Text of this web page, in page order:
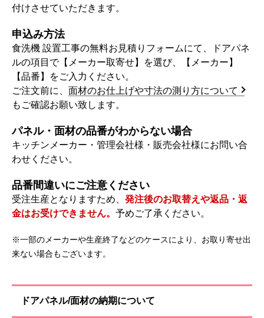
付けさせていただきます。
申込み方法
食洗機 設置工事の無料お見積りフォームにて、ドアパネ
ルの項目で【メーカー取寄せ】を選び、【メーカー】
【品番】をご入力ください。
ご注文前に、 面材のお仕上げや寸法の測り方について
もご確認お願い致します。
パネル・面材の品番がわからない場合
キッチンメーカー・管理会社様・販売会社様にお問い合
わせください。
品番間違いにご注意ください
受注生産となりますため、 発注後のお取替えや返品・返
金はお受けできません。 予めご了承ください。
※一部のメーカーや生産終了などのケースにより、お取り寄せ出
来ない場合もございます。
ドアパネル/面材の納期について